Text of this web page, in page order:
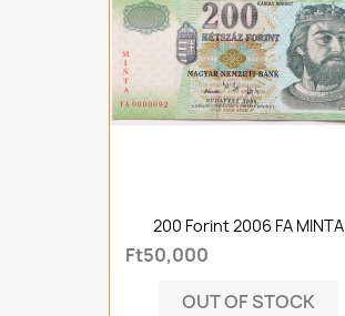
200 Forint 2006 FA MINTA
Ft50,000
OUT OF STOCK